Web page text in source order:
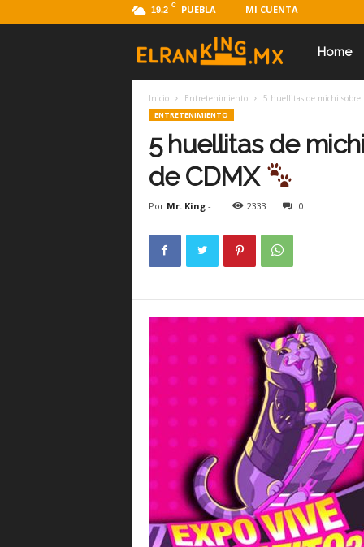
19.2 C PUEBLA MI CUENTA
k
i
n
g
Home
Inicio Entretenimiento 5 huellitas de michi sobre
ENTRETENIMIENTO
5 huellitas de
de CDMX
Por Mr. King- 2333 0